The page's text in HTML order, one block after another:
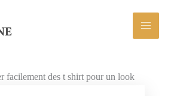
facilement des t shirt pour un look